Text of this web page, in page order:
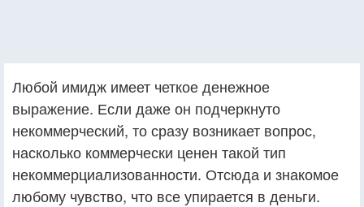
Любой имидж имеет четкое денежное
выражение. Если даже он подчеркнуто
некоммерческий, то сразу возникает вопрос,
насколько коммерчески ценен такой тип
некоммерциализованности. Отсюда и знакомое
любому чувство, что все упирается в деньги.